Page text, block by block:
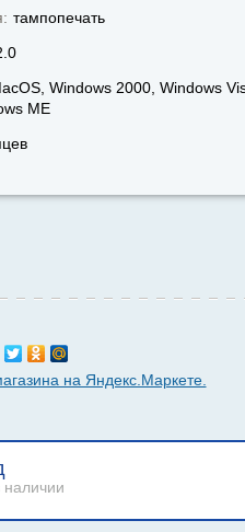
тампопечать
Windows 2000, Windows
МЕ
наличии